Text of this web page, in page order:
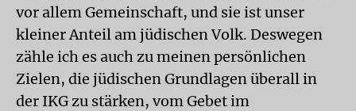
vor allem Gemeinschaft, und sie ist unser
kleiner Anteil am jüdischen Volk. Deswegen
zähle ich es auch zu meinen persönlichen
Zielen, die jüdischen Grundlagen überall in
der IKG zu stärken, vom Gebet im